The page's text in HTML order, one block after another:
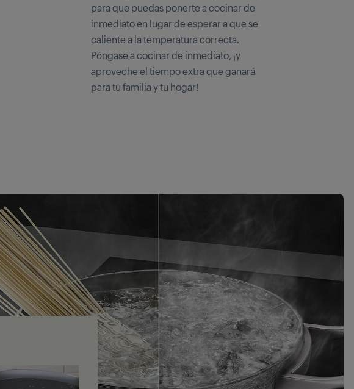
para que puedas ponerte a cocinar de
inmediato en lugar de esperar a que se
caliente a la temperatura correcta.
Póngase a cocinar de inmediato, ¡y
aproveche el tiempo extra que ganará
para tu familia y tu hogar!